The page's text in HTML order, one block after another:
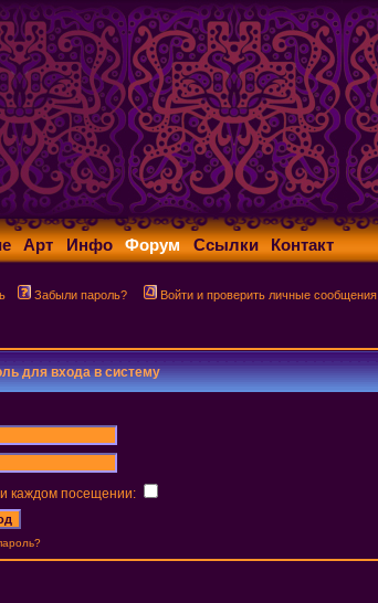
Арт Инфо Форум Ссылки Контакт
Забыли пароль? Войти и проверить личные сообщения
для входа в систему
каждом посещении: